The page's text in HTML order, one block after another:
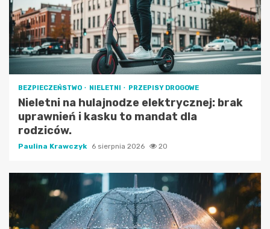
BEZPIECZEŃSTWO NIELETNI PRZEPISY DROGOWE
Nieletni na hulajnodze elektrycznej: brak
uprawnień i kasku to mandat dla
rodziców.
Paulina Krawczyk 6 sierpnia 2026 20